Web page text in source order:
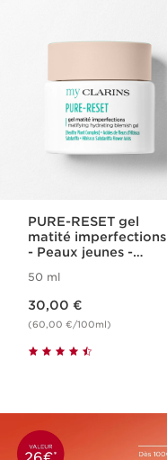
PURE-RESET gel
matité imperfections
- Peaux jeunes -
imperfections
50 ml
30,00 €
(60,00 €/100ml)